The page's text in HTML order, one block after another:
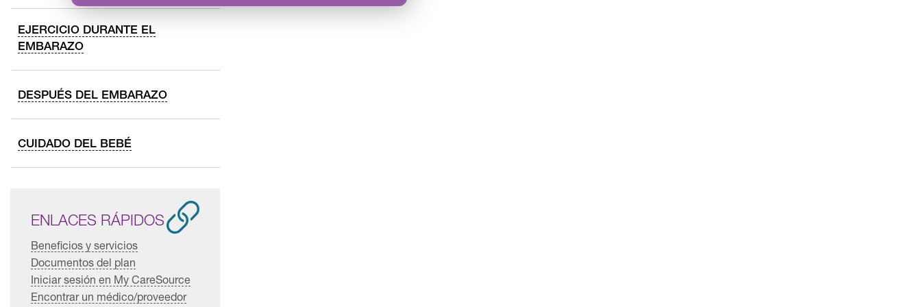
EJERCICIO DURANTE EL
EMBARAZO
DESPUÉS DEL EMBARAZO
CUIDADO DEL BEBÉ
ENLACES RÁPIDOS
Beneficios y servicios
Documentos del plan
Iniciar sesión en My CareSource
Encontrar un médico/proveedor